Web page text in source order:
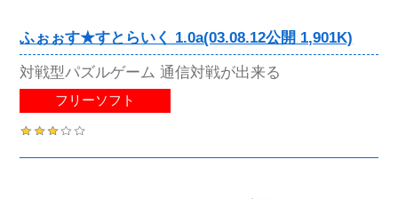
ふぉぉす★すとらいく 1.0a(03.08.12公開 1,901K)
対戦型パズルゲーム 通信対戦が出来る
フリーソフト